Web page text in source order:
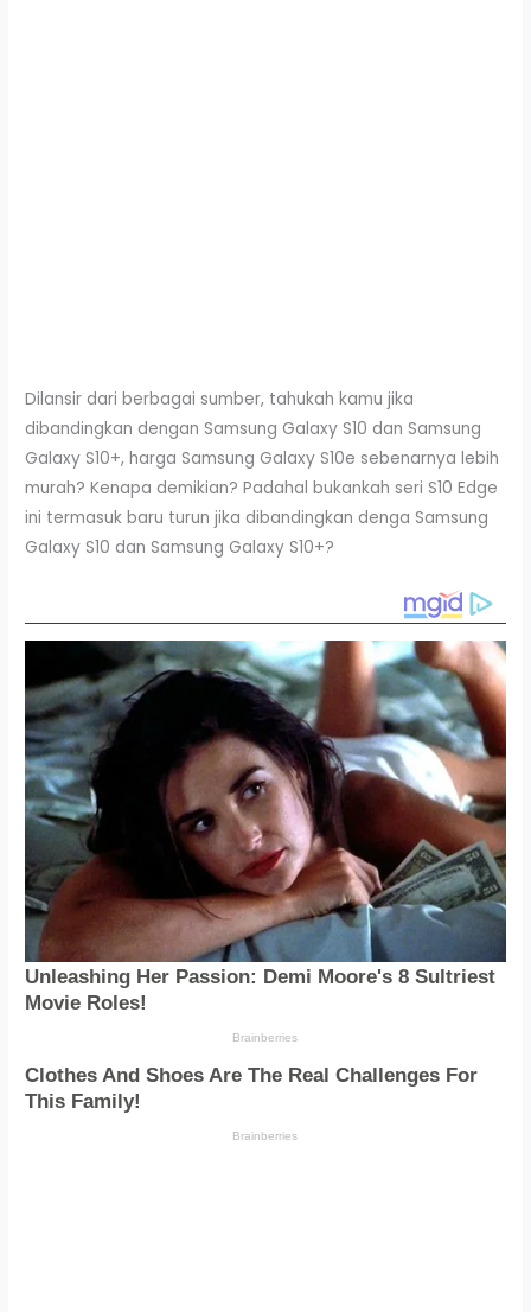
Dilansir dari berbagai sumber, tahukah kamu jika
dibandingkan dengan Samsung Galaxy S10 dan Samsung
Galaxy S10+, harga Samsung Galaxy S10e sebenarnya lebih
murah? Kenapa demikian? Padahal bukankah seri S10 Edge
ini termasuk baru turun jika dibandingkan denga Samsung
Galaxy S10 dan Samsung Galaxy S10+?